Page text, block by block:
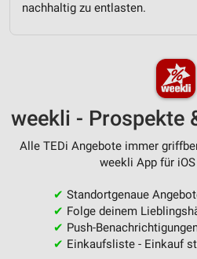
nachhaltig zu entlasten.
weekli - Prospekte
Alle TEDi Angebote immer
weekli App für
✔ Standortgenaue
✔ Folge deinem
✔ Push-
✔ Einkaufsliste - Einkauf